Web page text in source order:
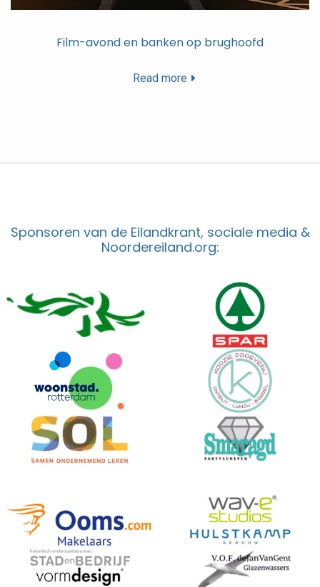
Film-avond en banken op brughoofd
Read more
Sponsoren van de Eilandkrant, sociale media &
Noordereiland.org: